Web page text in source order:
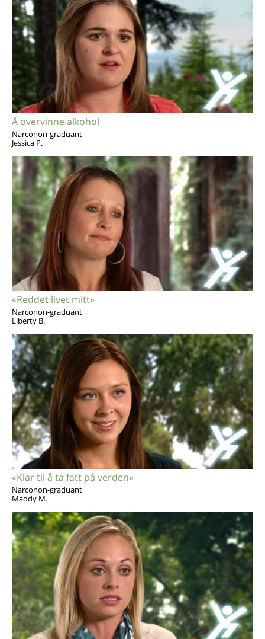
Å overvinne alkohol
Narconon-graduant
Jessica P.
«Reddet livet mitt»
Narconon-graduant
Liberty B.
«Klar til å ta fatt på verden»
Narconon-graduant
Maddy M.